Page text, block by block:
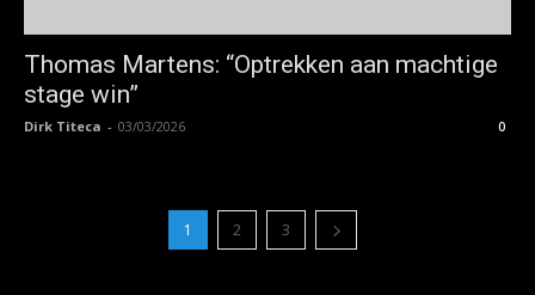
Thomas Martens: “Optrekken aan machtige
stage win”
Dirk Titeca - 03/03/2026 0
1 2 3